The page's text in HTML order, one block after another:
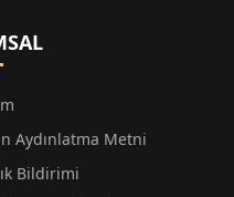
Aydınlatma Metni
Bildirimi